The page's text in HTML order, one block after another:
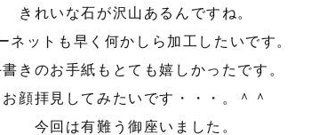
きれいな石が沢山あるんですね。
ネットも早く何かしら加工したいです。
書きのお手紙もとても嬉しかったです。
お顔拝見してみたいです・・・。＾＾
今回は有難う御座いました。